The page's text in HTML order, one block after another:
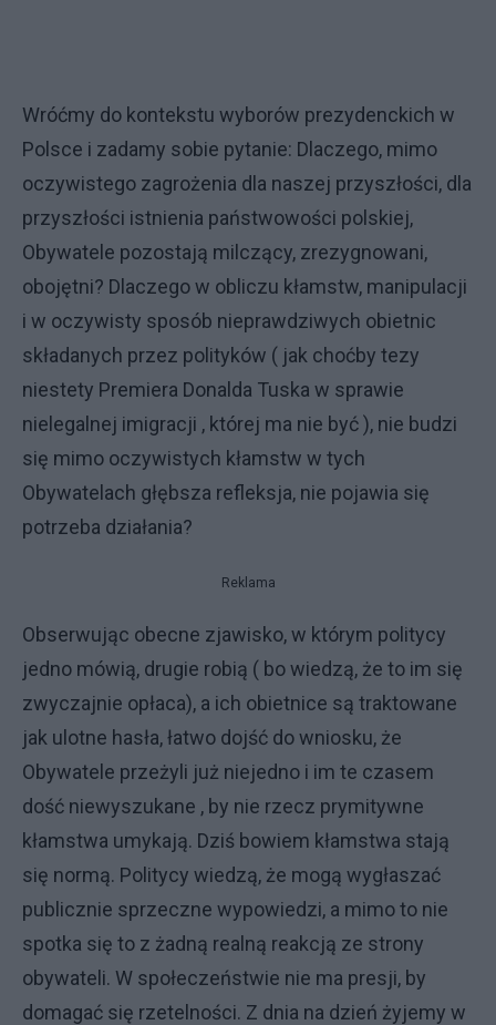
Wróćmy do kontekstu wyborów prezydenckich w
Polsce i zadamy sobie pytanie: Dlaczego, mimo
oczywistego zagrożenia dla naszej przyszłości, dla
przyszłości istnienia państwowości polskiej,
Obywatele pozostają milczący, zrezygnowani,
obojętni? Dlaczego w obliczu kłamstw, manipulacji
i w oczywisty sposób nieprawdziwych obietnic
składanych przez polityków ( jak choćby tezy
niestety Premiera Donalda Tuska w sprawie
nielegalnej imigracji , której ma nie być ), nie budzi
się mimo oczywistych kłamstw w tych
Obywatelach głębsza refleksja, nie pojawia się
potrzeba działania?
Reklama
Obserwując obecne zjawisko, w którym politycy
jedno mówią, drugie robią ( bo wiedzą, że to im się
zwyczajnie opłaca), a ich obietnice są traktowane
jak ulotne hasła, łatwo dojść do wniosku, że
Obywatele przeżyli już niejedno i im te czasem
dość niewyszukane , by nie rzecz prymitywne
kłamstwa umykają. Dziś bowiem kłamstwa stają
się normą. Politycy wiedzą, że mogą wygłaszać
publicznie sprzeczne wypowiedzi, a mimo to nie
spotka się to z żadną realną reakcją ze strony
obywateli. W społeczeństwie nie ma presji, by
domagać się rzetelności. Z dnia na dzień żyjemy w